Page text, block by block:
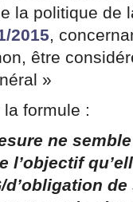
la politique de
2015,
être
»
formule :
ne
l’objectif
d’obligation